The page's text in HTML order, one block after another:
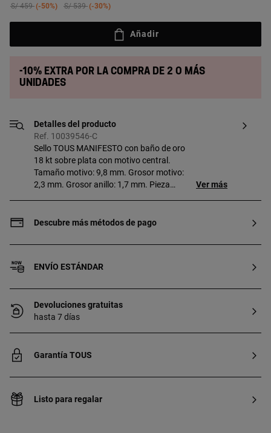
Price reduced from
S/ 459to-50% Price reduced from
S/ 539to-30%
Añadir
-10% extra por la compra de 2 o más
unidades
Detalles del producto
Ref. 10039546-C
Sello TOUS MANIFESTO con baño de oro
18 kt sobre plata con motivo central.
Tamaño motivo: 9,8 mm. Grosor motivo:
2,3 mm. Grosor anillo: 1,7 mm. Pieza
espesor. Esta calidad garantiza una
Ver más
Descubre más métodos de pago
ENVÍO ESTÁNDAR
Devoluciones gratuitas
hasta 7 días
Garantía TOUS
Listo para regalar